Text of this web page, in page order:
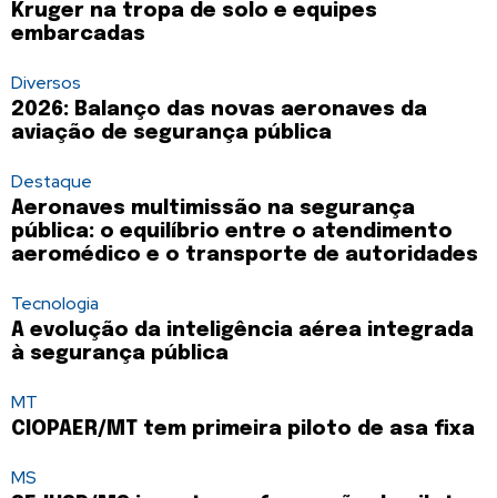
Kruger na tropa de solo e equipes
embarcadas
Diversos
2026: Balanço das novas aeronaves da
aviação de segurança pública
Destaque
Aeronaves multimissão na segurança
pública: o equilíbrio entre o atendimento
aeromédico e o transporte de autoridades
Tecnologia
A evolução da inteligência aérea integrada
à segurança pública
MT
CIOPAER/MT tem primeira piloto de asa fixa
MS